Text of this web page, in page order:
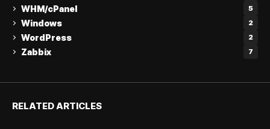
WHM/cPanel 5
Windows 2
WordPress 2
Zabbix 7
RELATED ARTICLES